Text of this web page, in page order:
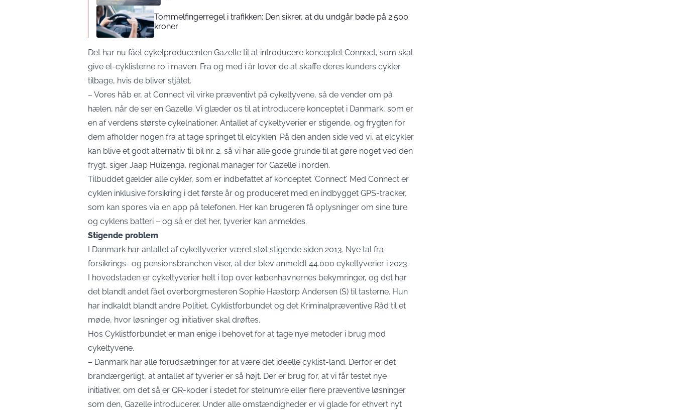
Tommelfingerregel i trafikken: Den sikrer, at du undgår bøde på 2.500
kroner
Det har nu fået cykelproducenten Gazelle til at introducere konceptet Connect, som skal
give el-cyklisterne ro i maven. Fra og med i år lover de at skaffe deres kunders cykler
tilbage, hvis de bliver stjålet.
– Vores håb er, at Connect vil virke præventivt på cykeltyvene, så de vender om på
hælen, når de ser en Gazelle. Vi glæder os til at introducere konceptet i Danmark, som er
en af verdens største cykelnationer. Antallet af cykeltyverier er stigende, og frygten for
dem afholder nogen fra at tage springet til elcyklen. På den anden side ved vi, at elcykler
kan blive et godt alternativ til bil nr. 2, så vi har alle gode grunde til at gøre noget ved den
frygt, siger Jaap Huizenga, regional manager for Gazelle i norden.
Tilbuddet gælder alle cykler, som er indbefattet af konceptet ’Connect’. Med Connect er
cyklen inklusive forsikring i det første år og produceret med en indbygget GPS-tracker,
som kan spores via en app på telefonen. Her kan brugeren få oplysninger om sine ture
og cyklens batteri – og så er det her, tyverier kan anmeldes.
Stigende problem
I Danmark har antallet af cykeltyverier været støt stigende siden 2013. Nye tal fra
forsikrings- og pensionsbranchen viser, at der blev anmeldt 44.000 cykeltyverier i 2023.
I hovedstaden er cykeltyverier helt i top over københavnernes bekymringer, og det har
det blandt andet fået overborgmesteren Sophie Hæstorp Andersen (S) til tasterne. Hun
har indkaldt blandt andre Politiet, Cyklistforbundet og det Kriminalpræventive Råd til et
møde, hvor løsninger og initiativer skal drøftes.
Hos Cyklistforbundet er man enige i behovet for at tage nye metoder i brug mod
cykeltyvene.
– Danmark har alle forudsætninger for at være det ideelle cyklist-land. Derfor er det
brandærgerligt, at antallet af tyverier er så højt. Der er brug for, at vi får testet nye
initiativer, om det så er QR-koder i stedet for stelnumre eller flere præventive løsninger
som den, Gazelle introducerer. Under alle omstændigheder er vi glade for ethvert nyt